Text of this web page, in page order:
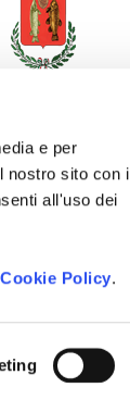
e per
nostro sito con i
all'uso dei
Cookie Policy.